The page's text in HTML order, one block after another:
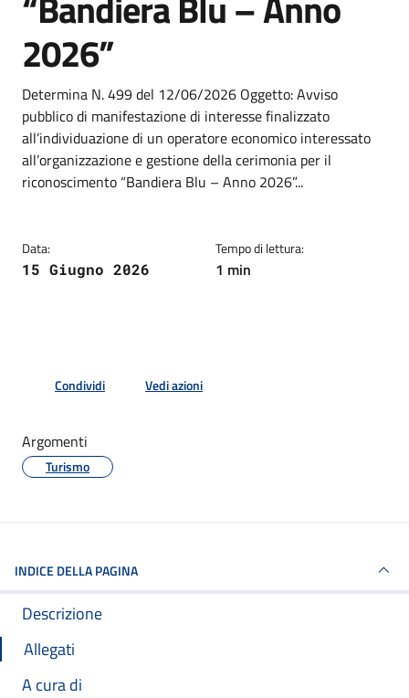
2026”
Dettagli della notizia
Determina N. 499 del 12/06/2026 Oggetto: Avviso
pubblico di manifestazione di interesse finalizzato
all’individuazione di un operatore economico interessato
all’organizzazione e gestione della cerimonia per il
riconoscimento “Bandiera Blu – Anno 2026”...
Data:
15 Giugno 2026
Tempo di lettura:
1 min
Condividi Vedi azioni
Argomenti
Turismo
INDICE DELLA PAGINA
Descrizione
Allegati
A cura di